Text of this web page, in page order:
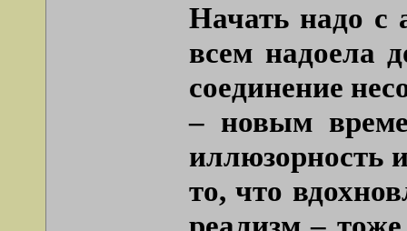
Начать надо с
всем надоела
соединение
– новым
иллюзорность
то, что